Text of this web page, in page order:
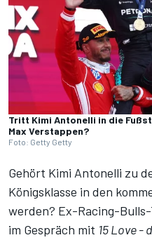
Tritt Kimi Antonelli in die
Max Verstappen?
Foto: Getty Getty
Gehört Kimi Antonelli zu
Königsklasse in den
werden? Ex-Racing-
im Gespräch mit 15 Love -